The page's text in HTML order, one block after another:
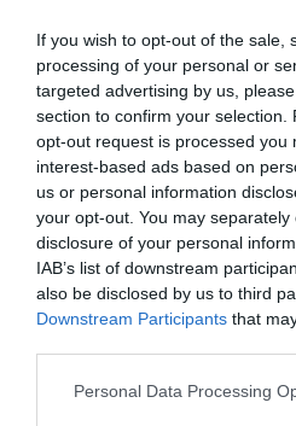
If you wish to opt-out of the sale,
processing of your personal or
targeted advertising by us,
section to confirm your selection.
opt-out request is processed you
interest-based ads based on
us or personal information
your opt-out. You may
disclosure of your personal
IAB’s list of downstream
also be disclosed by us to third
Downstream Participants that
Personal Data Processing
πόλη μας!»
Η δράση πλαισιώθηκε από
Radio
– Χορηγού Επικοινωνίας
Διεθνούς Ολυμπιακής Ημέρας
και εκπλήξεις προσφέρθηκαν
Εταιρεία Ε.Ι. Παπαδόπουλος
Olympic Day Park, τηνTrace n’